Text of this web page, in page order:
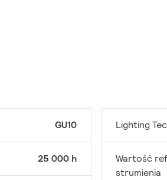
GU10
25 000 h
Lighting
Wartość
strumienia